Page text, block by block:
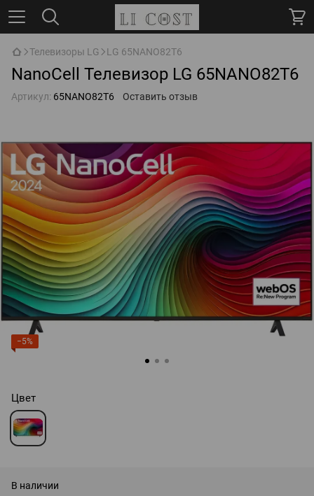
Телевизоры LG LG 65NANO82T6
NanoCell Телевизор LG 65NANO82T6
Артикул: 65NANO82T6 Оставить отзыв
−5%
Цвет
В наличии